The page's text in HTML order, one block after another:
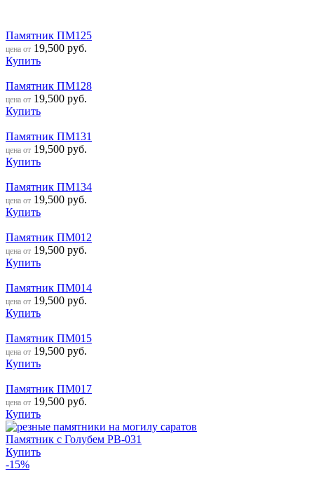
Памятник ПМ125
цена от 19,500 руб.
Купить
Памятник ПМ128
цена от 19,500 руб.
Купить
Памятник ПМ131
цена от 19,500 руб.
Купить
Памятник ПМ134
цена от 19,500 руб.
Купить
Памятник ПМ012
цена от 19,500 руб.
Купить
Памятник ПМ014
цена от 19,500 руб.
Купить
Памятник ПМ015
цена от 19,500 руб.
Купить
Памятник ПМ017
цена от 19,500 руб.
Купить
Памятник с Голубем РВ-031
Купить
-15%